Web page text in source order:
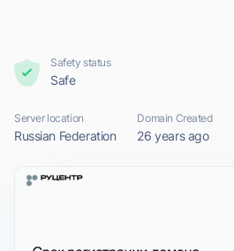
Safety status
Safe
Server location
Russian Federation
Domain Created
26 years ago